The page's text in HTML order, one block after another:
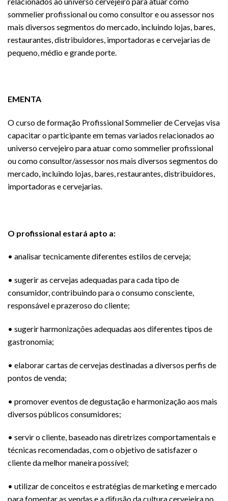
sommelier profissional ou como consultor e ou assessor nos
mais diversos segmentos do mercado, incluindo lojas, bares,
restaurantes, distribuidores, importadoras e cervejarias de
pequeno, médio e grande porte.
EMENTA
O curso de formação Profissional Sommelier de Cervejas visa
capacitar o participante em temas variados relacionados ao
universo cervejeiro para atuar como sommelier profissional
ou como consultor/assessor nos mais diversos segmentos do
mercado, incluindo lojas, bares, restaurantes, distribuidores,
importadoras e cervejarias.
O profissional estará apto a:
• analisar tecnicamente diferentes estilos de cerveja;
• sugerir as cervejas adequadas para cada tipo de
consumidor, contribuindo para o consumo consciente,
responsável e prazeroso do cliente;
• sugerir harmonizações adequadas aos diferentes tipos de
gastronomia;
• elaborar cartas de cervejas destinadas a diversos perfis de
pontos de venda;
• promover eventos de degustação e harmonização aos mais
diversos públicos consumidores;
• servir o cliente, baseado nas diretrizes comportamentais e
técnicas recomendadas, com o objetivo de satisfazer o
cliente da melhor maneira possível;
• utilizar de conceitos e estratégias de marketing e mercado
para fomentar as vendas e a difusão da cultura cervejeira no